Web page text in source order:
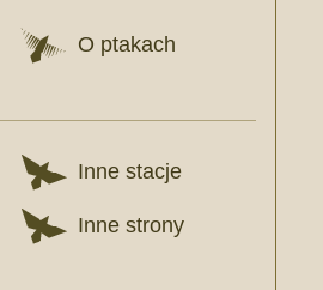
O ptakach
Inne stacje
Inne strony